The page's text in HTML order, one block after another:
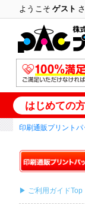
ようこそゲスト
はじめての方
印刷通販プリントパ
▶ ご利用ガイドTop